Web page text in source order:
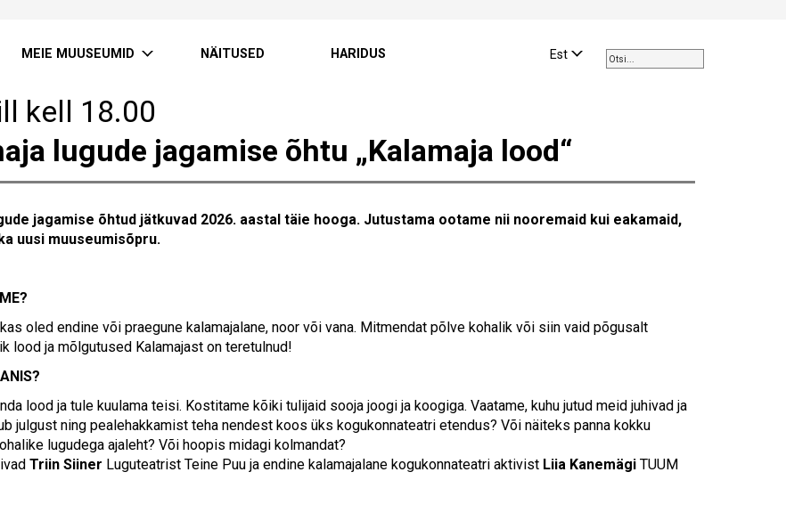
the
up
a
Press
Touch
can
Est
MEIE MUUSEUMID NÄITUSED HARIDUS
kell 18.00
lugude jagamise õhtu „Kalamaja lood“
jagamise õhtud jätkuvad 2026. aastal täie hooga. Jutustama ootame nii nooremaid kui eakamaid,
uusi muuseumisõpru.
oled endine või praegune kalamajalane, noor või vana. Mitmendat põlve kohalik või siin vaid põgusalt
lood ja mõlgutused Kalamajast on teretulnud!
lood ja tule kuulama teisi. Kostitame kõiki tulijaid sooja joogi ja koogiga. Vaatame, kuhu jutud meid juhivad ja
julgust ning pealehakkamist teha nendest koos üks kogukonnateatri etendus? Või näiteks panna kokku
lugudega ajaleht? Või hoopis midagi kolmandat?
Triin Siiner Luguteatrist Teine Puu ja endine kalamajalane kogukonnateatri aktivist Liia Kanemägi TUUM